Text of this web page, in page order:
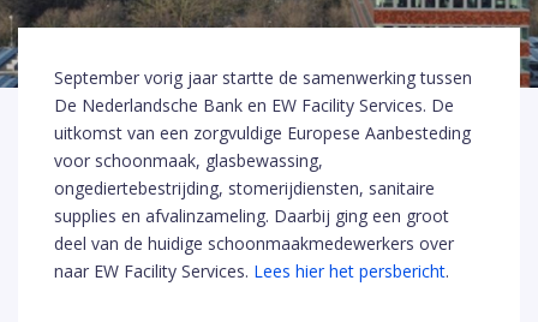
September vorig jaar startte de samenwerking tussen
De Nederlandsche Bank en EW Facility Services. De
uitkomst van een zorgvuldige Europese Aanbesteding
voor schoonmaak, glasbewassing,
ongediertebestrijding, stomerijdiensten, sanitaire
supplies en afvalinzameling. Daarbij ging een groot
deel van de huidige schoonmaakmedewerkers over
naar EW Facility Services. Lees hier het persbericht.